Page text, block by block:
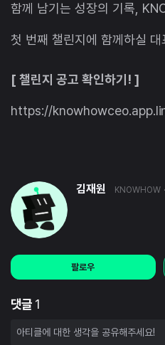
함께 남기는 성장의 기록,
첫 번째 챌린지에 함께하실
[ 챌린지 공고 확인하기! ]
https://
김재원 KNOWHOW
팔로우
댓글 1